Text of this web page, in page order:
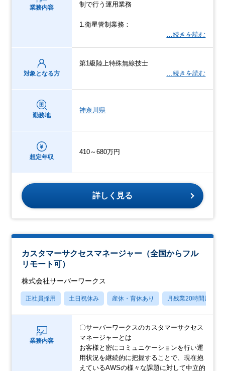
業務内容
制で行う運用業務
1.衛星管制業務：
…続きを読む
対象となる方
第1級陸上特殊無線技士
…続きを読む
勤務地
神奈川県
想定年収
410～680万円
詳しく見る
カスタマーサクセスマネージャー（全国からフル
リモート可）
株式会社サーバーワークス
正社員採用 土日祝休み 産休・育休あり 月残業20時間以内
業務内容
〇サーバーワークスのカスタマーサクセス
マネージャーとは
お客様と密にコミュニケーションを行い運
用状況を継続的に把握することで、現在抱
えているAWSの様々な課題に対して中立的